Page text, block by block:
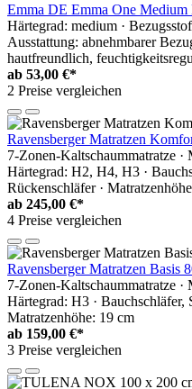
Emma DE Emma One Medium
Härtegrad: medium ·
Ausstattung: abnehmbarer
hautfreundlich,
ab 53,00 €*
2 Preise vergleichen
Ravensberger Matratzen
7-Zonen-Kaltschaummatratze ·
Härtegrad: H2, H4, H3 ·
Rückenschläfer ·
ab 245,00 €*
4 Preise vergleichen
Ravensberger Matratzen Basis
7-Zonen-Kaltschaummatratze ·
Härtegrad: H3 · Bauchschläfer,
Matratzenhöhe: 19 cm
ab 159,00 €*
3 Preise vergleichen